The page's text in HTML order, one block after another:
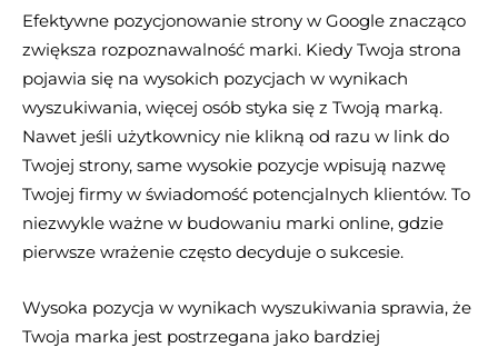
Efektywne pozycjonowanie strony w Google znacząco
zwiększa rozpoznawalność marki. Kiedy Twoja strona
pojawia się na wysokich pozycjach w wynikach
wyszukiwania, więcej osób styka się z Twoją marką.
Nawet jeśli użytkownicy nie klikną od razu w link do
Twojej strony, same wysokie pozycje wpisują nazwę
Twojej firmy w świadomość potencjalnych klientów. To
niezwykle ważne w budowaniu marki online, gdzie
pierwsze wrażenie często decyduje o sukcesie.
Wysoka pozycja w wynikach wyszukiwania sprawia, że
Twoja marka jest postrzegana jako bardziej